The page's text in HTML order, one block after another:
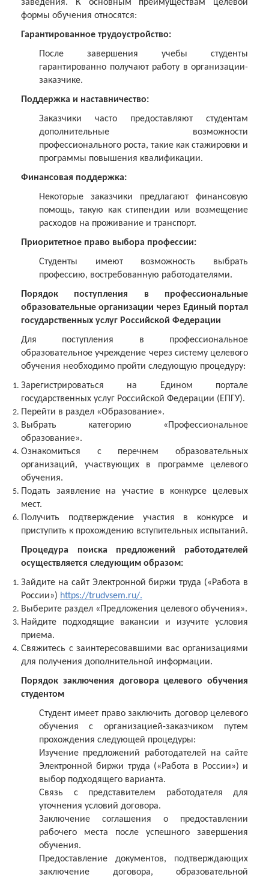
заведения. К основным преимуществам целевой
формы обучения относятся:
Гарантированное трудоустройство:
После завершения учебы студенты
гарантированно получают работу в организации-
заказчике.
Поддержка и наставничество:
Заказчики часто предоставляют студентам
дополнительные возможности
профессионального роста, такие как стажировки и
программы повышения квалификации.
Финансовая поддержка:
Некоторые заказчики предлагают финансовую
помощь, такую как стипендии или возмещение
расходов на проживание и транспорт.
Приоритетное право выбора профессии:
Студенты имеют возможность выбрать
профессию, востребованную работодателями.
Порядок поступления в профессиональные
образовательные организации через Единый портал
государственных услуг Российской Федерации
Для поступления в профессиональное
образовательное учреждение через систему целевого
обучения необходимо пройти следующую процедуру:
Зарегистрироваться на Едином портале
государственных услуг Российской Федерации (ЕПГУ).
Перейти в раздел «Образование».
Выбрать категорию «Профессиональное
образование».
Ознакомиться с перечнем образовательных
организаций, участвующих в программе целевого
обучения.
Подать заявление на участие в конкурсе целевых
мест.
Получить подтверждение участия в конкурсе и
приступить к прохождению вступительных испытаний.
Процедура поиска предложений работодателей
осуществляется следующим образом:
Зайдите на сайт Электронной биржи труда («Работа в
России») https://trudvsem.ru/.
Выберите раздел «Предложения целевого обучения».
Найдите подходящие вакансии и изучите условия
приема.
Свяжитесь с заинтересовавшими вас организациями
для получения дополнительной информации.
Порядок заключения договора целевого обучения
студентом
Студент имеет право заключить договор целевого
обучения с организацией-заказчиком путем
прохождения следующей процедуры:
Изучение предложений работодателей на сайте
Электронной биржи труда («Работа в России») и
выбор подходящего варианта.
Связь с представителем работодателя для
уточнения условий договора.
Заключение соглашения о предоставлении
рабочего места после успешного завершения
обучения.
Предоставление документов, подтверждающих
заключение договора, образовательной